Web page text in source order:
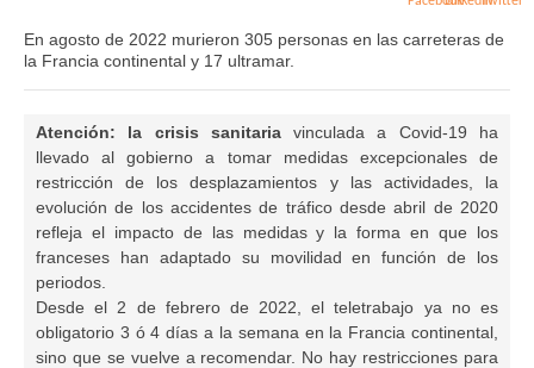
En agosto de 2022 murieron 305 personas en las carreteras de
la Francia continental y 17 ultramar.
Atención: la crisis sanitaria
vinculada a Covid-19 ha
llevado al gobierno a tomar medidas excepcionales de
restricción de los desplazamientos y las actividades, la
evolución de los accidentes de tráfico desde abril de 2020
refleja el impacto de las medidas y la forma en que los
franceses han adaptado su movilidad en función de los
periodos.
Desde el 2 de febrero de 2022, el teletrabajo ya no es
obligatorio 3 ó 4 días a la semana en la Francia continental,
sino que se vuelve a recomendar. No hay restricciones para